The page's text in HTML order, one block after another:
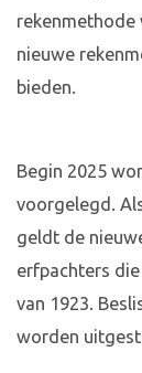
rekenmethode
nieuwe
bieden.
Begin 2025
voorgelegd.
geldt de
erfpachters
van 1923.
worden